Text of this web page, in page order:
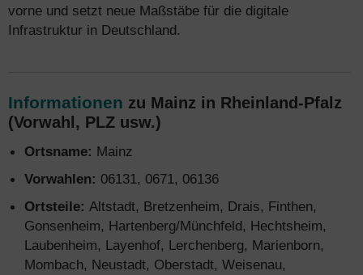
vorne und setzt neue Maßstäbe für die digitale
Infrastruktur in Deutschland.
Informationen zu Mainz in Rheinland-Pfalz
(Vorwahl, PLZ usw.)
Ortsname: Mainz
Vorwahlen: 06131, 0671, 06136
Ortsteile: Altstadt, Bretzenheim, Drais, Finthen,
Gonsenheim, Hartenberg/Münchfeld, Hechtsheim,
Laubenheim, Layenhof, Lerchenberg, Marienborn,
Mombach, Neustadt, Oberstadt, Weisenau,